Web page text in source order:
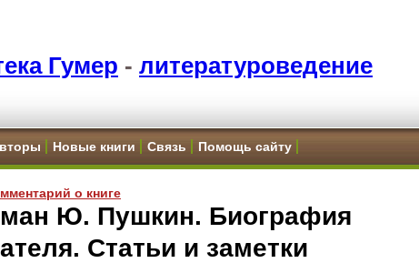
Гумер - литературоведение
Новые книги Связь Помощь сайту
о книге
Ю. Пушкин. Биография
Статьи и заметки